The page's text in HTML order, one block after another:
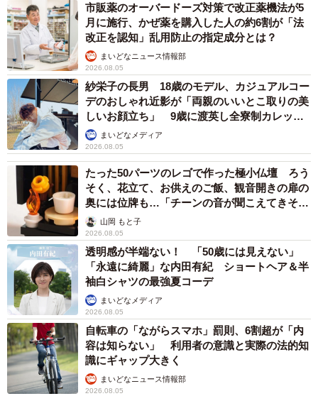
市販薬のオーバードーズ対策で改正薬機法が5
月に施行、かぜ薬を購入した人の約6割が「法
改正を認知」乱用防止の指定成分とは？
まいどなニュース情報部
2026.08.05
紗栄子の長男 18歳のモデル、カジュアルコー
デのおしゃれ近影が「両親のいいとこ取りの美
しいお顔立ち」 9歳に渡英し全寮制カレッジ
で学ぶまいどなメディア
2026.08.05
たった50パーツのレゴで作った極小仏壇 ろう
そく、花立て、お供えのご飯、観音開きの扉の
奥には位牌も…「チーンの音が聞こえてきそ
う」山岡 もと子
2026.08.05
透明感が半端ない！ 「50歳には見えない」
「永遠に綺麗」な内田有紀 ショートヘア＆半
袖白シャツの最強夏コーデ
まいどなメディア
2026.08.05
自転車の「ながらスマホ」罰則、6割超が「内
容は知らない」 利用者の意識と実際の法的知
識にギャップ大きく
まいどなニュース情報部
2026.08.05